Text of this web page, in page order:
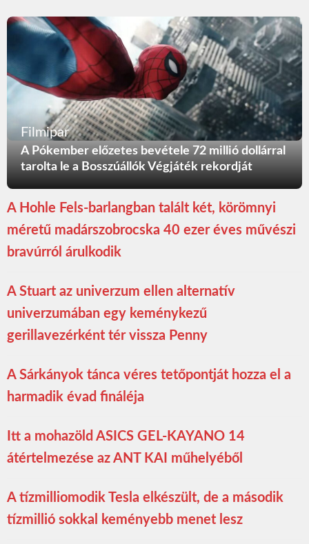
Filmipar
A Pókember előzetes bevétele 72 millió dollárral
tarolta le a Bosszúállók Végjáték rekordját
A Hohle Fels-barlangban talált két, körömnyi
méretű madárszobrocska 40 ezer éves művészi
bravúrról árulkodik
A Stuart az univerzum ellen alternatív
univerzumában egy keménykezű
gerillavezérként tér vissza Penny
A Sárkányok tánca véres tetőpontját hozza el a
harmadik évad fináléja
Itt a mohazöld ASICS GEL-KAYANO 14
átértelmezése az ANT KAI műhelyéből
A tízmilliomodik Tesla elkészült, de a második
tízmillió sokkal keményebb menet lesz